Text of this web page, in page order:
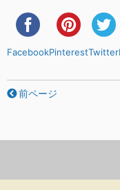
FacebookPinterestTwitter
前ページ